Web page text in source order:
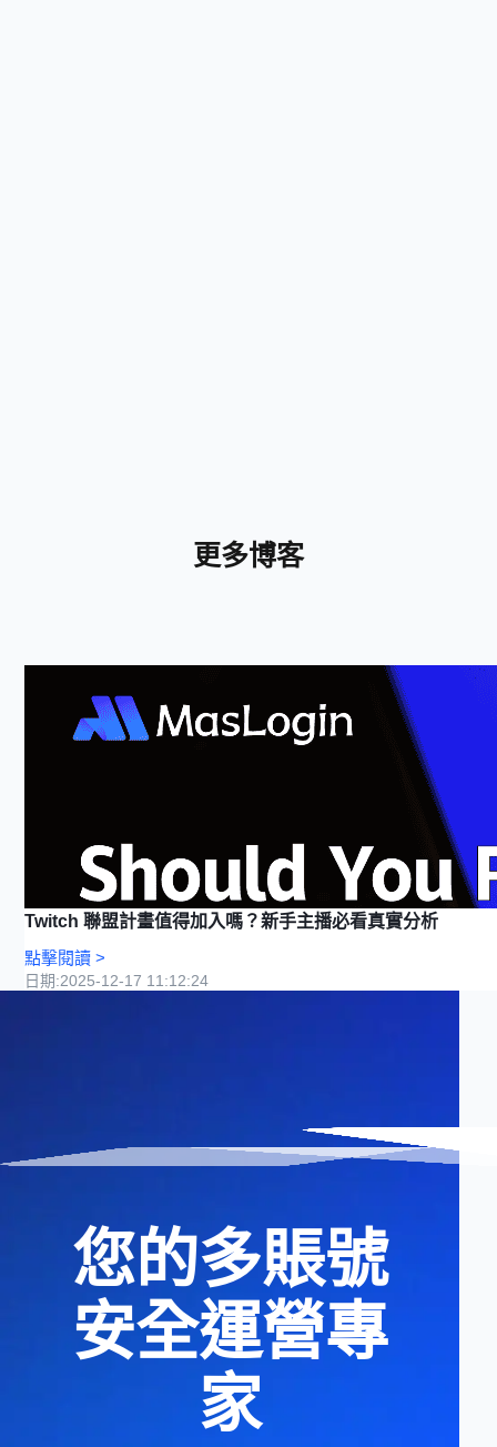
更多博客
Twitch 聯盟計畫值得加入嗎？新手主播必看真實分析
點擊閱讀 >
日期:2025-12-17 11:12:24
您的多賬號
安全運營專
家